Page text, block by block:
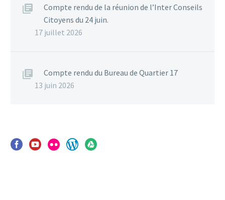
Compte rendu de la réunion de l’Inter Conseils
Citoyens du 24 juin.
17 juillet 2026
Compte rendu du Bureau de Quartier 17
13 juin 2026